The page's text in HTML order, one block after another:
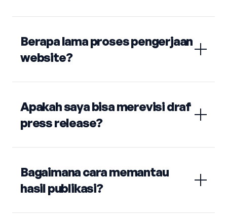
Berapa lama proses pengerjaan
website?
Apakah saya bisa merevisi draf
press release?
Bagaimana cara memantau
hasil publikasi?